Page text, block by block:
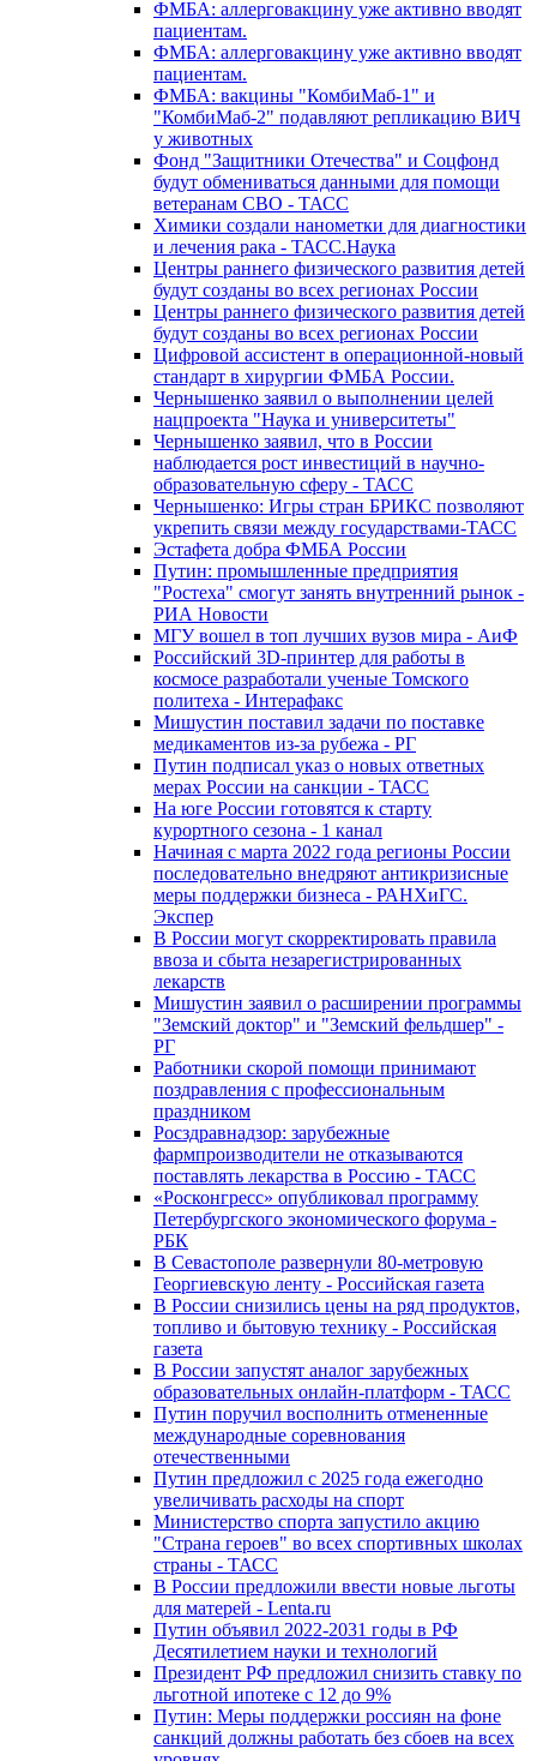
ФМБА: аллерговакцину уже активно вводят
пациентам.
ФМБА: аллерговакцину уже активно вводят
пациентам.
ФМБА: вакцины "КомбиМаб-1" и
"КомбиМаб-2" подавляют репликацию ВИЧ
у животных
Фонд "Защитники Отечества" и Соцфонд
будут обмениваться данными для помощи
ветеранам СВО - ТАСС
Химики создали нанометки для диагностики
и лечения рака - ТАСС.Наука
Центры раннего физического развития детей
будут созданы во всех регионах России
Центры раннего физического развития детей
будут созданы во всех регионах России
Цифровой ассистент в операционной-новый
стандарт в хирургии ФМБА России.
Чернышенко заявил о выполнении целей
нацпроекта "Наука и университеты"
Чернышенко заявил, что в России
наблюдается рост инвестиций в научно-
образовательную сферу - ТАСС
Чернышенко: Игры стран БРИКС позволяют
укрепить связи между государствами-ТАСС
Эстафета добра ФМБА России
Путин: промышленные предприятия
"Ростеха" смогут занять внутренний рынок -
РИА Новости
МГУ вошел в топ лучших вузов мира - АиФ
Российский 3D-принтер для работы в
космосе разработали ученые Томского
политеха - Интерафакс
Мишустин поставил задачи по поставке
медикаментов из-за рубежа - РГ
Путин подписал указ о новых ответных
мерах России на санкции - ТАСС
На юге России готовятся к старту
курортного сезона - 1 канал
Начиная с марта 2022 года регионы России
последовательно внедряют антикризисные
меры поддержки бизнеса - РАНХиГС.
Экспер
В России могут скорректировать правила
ввоза и сбыта незарегистрированных
лекарств
Мишустин заявил о расширении программы
"Земский доктор" и "Земский фельдшер" -
РГ
Работники скорой помощи принимают
поздравления с профессиональным
праздником
Росздравнадзор: зарубежные
фармпроизводители не отказываются
поставлять лекарства в Россию - ТАСС
«Росконгресс» опубликовал программу
Петербургского экономического форума -
РБК
В Севастополе развернули 80-метровую
Георгиевскую ленту - Российская газета
В России снизились цены на ряд продуктов,
топливо и бытовую технику - Российская
газета
В России запустят аналог зарубежных
образовательных онлайн-платформ - ТАСС
Путин поручил восполнить отмененные
международные соревнования
отечественными
Путин предложил с 2025 года ежегодно
увеличивать расходы на спорт
Министерство спорта запустило акцию
"Страна героев" во всех спортивных школах
страны - ТАСС
В России предложили ввести новые льготы
для матерей - Lenta.ru
Путин объявил 2022-2031 годы в РФ
Десятилетием науки и технологий
Президент РФ предложил снизить ставку по
льготной ипотеке с 12 до 9%
Путин: Меры поддержки россиян на фоне
санкций должны работать без сбоев на всех